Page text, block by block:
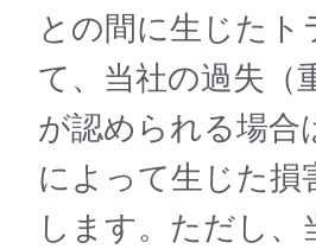
との間に⽣じた
て、当社の過失（
が認められる場合
によって生じた
します。ただし